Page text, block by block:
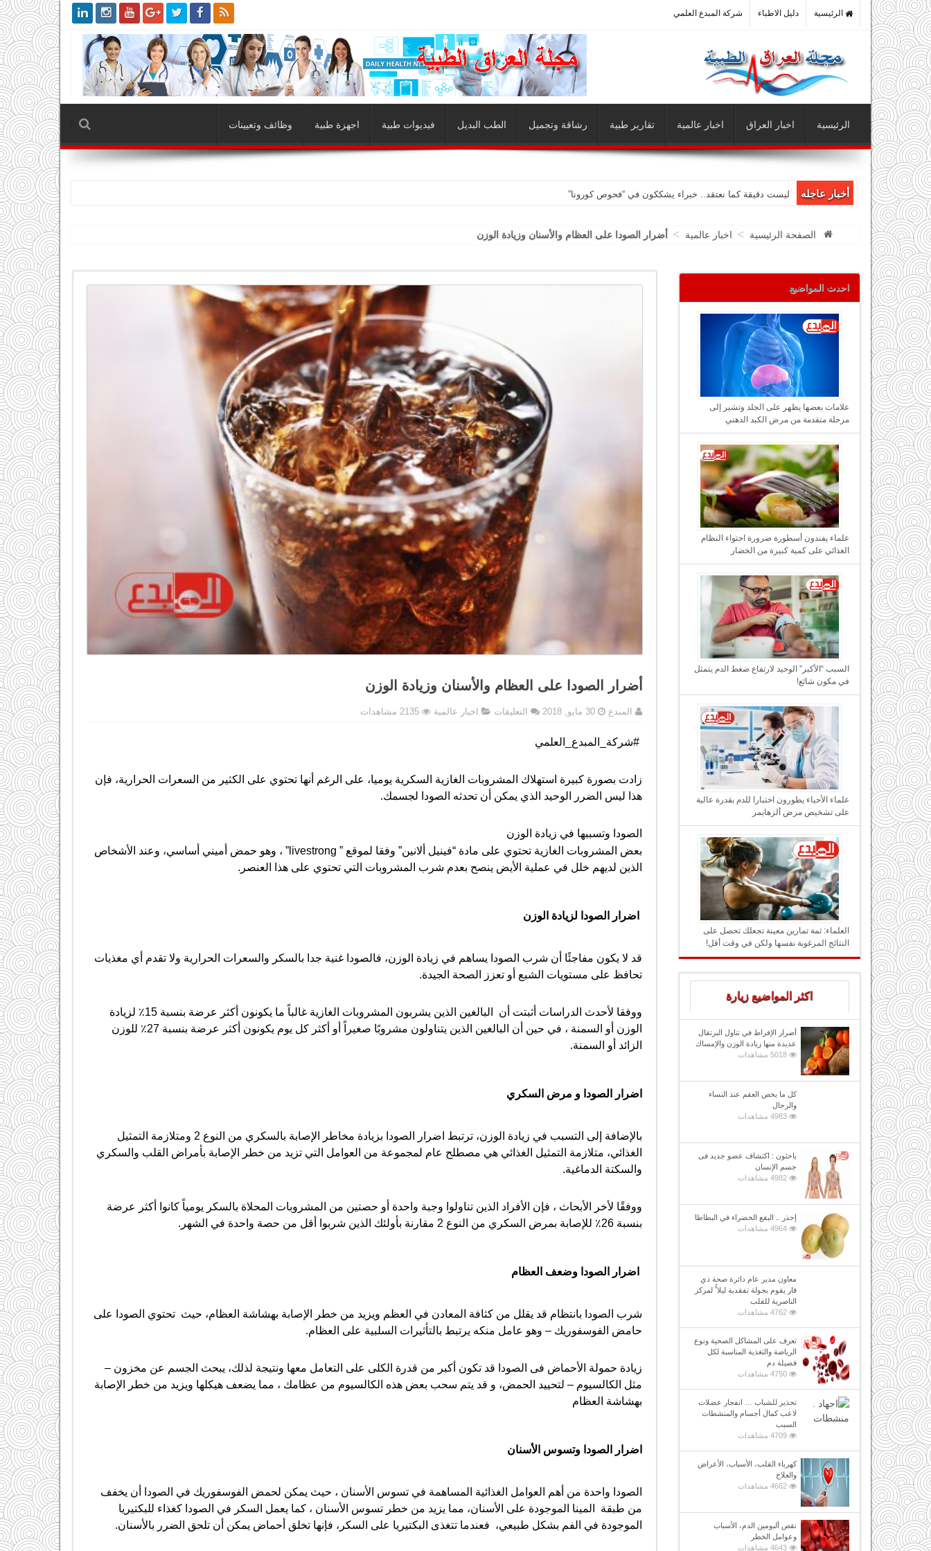
الرئيسية دليل الاطباء شركة المبدع العلمي
الرئيسية اخبار العراق اخبار عالمية تقارير طبية رشاقة وتجميل الطب البديل فيديوات طبية اجهزة طبية وظائف وتعيينات
أخبار عاجله ليست دقيقة كما نعتقد.. خبراء يشككون في “فحوص كورونا”
الصفحة الرئيسية > اخبار عالمية > أضرار الصودا على العظام والأسنان وزيادة الوزن
أضرار الصودا على العظام والأسنان وزيادة الوزن
المبدع 30 مايو, 2018 التعليقاتعلى
والأسنان
وزيادة
الوزن
اخبار عالمية 2135 مشاهدات
.#شركة_المبدع_العلمي
زادت بصورة كبيرة استهلاك المشروبات الغازية السكرية يوميا، على الرغم أنها تحتوي على الكثير من السعرات الحرارية، فإن
هذا ليس الضرر الوحيد الذي يمكن أن تحدثه الصودا لجسمك.
الصودا وتسببها في زيادة الوزن
بعض المشروبات الغازية تحتوي على مادة “فينيل ألانين” وفقا لموقع ” livestrong” ، وهو حمض أميني أساسي، وعند الأشخاص
الذين لديهم خلل في عملية الأيض ينصح بعدم شرب المشروبات التي تحتوي على هذا العنصر.
اضرار الصودا لزيادة الوزن
قد لا يكون مفاجئًا أن شرب الصودا يساهم في زيادة الوزن، فالصودا غنية جدا بالسكر والسعرات الحرارية ولا تقدم أي مغذيات
تحافظ على مستويات الشبع أو تعزز الصحة الجيدة.
ووفقا لأحدث الدراسات أثبتت أن البالغين الذين يشربون المشروبات الغازية غالباً ما يكونون أكثر عرضة بنسبة 15٪ لزيادة
الوزن أو السمنة ، في حين أن البالغين الذين يتناولون مشروبًا صغيراً أو أكثر كل يوم يكونون أكثر عرضة بنسبة 27٪ للوزن
الزائد أو السمنة.
اضرار الصودا و مرض السكري
بالإضافة إلى التسبب في زيادة الوزن، ترتبط اضرار الصودا بزيادة مخاطر الإصابة بالسكري من النوع 2 ومتلازمة التمثيل
الغذائي، متلازمة التمثيل الغذائي هي مصطلح عام لمجموعة من العوامل التي تزيد من خطر الإصابة بأمراض القلب والسكري
والسكتة الدماغية.
ووفقًا لأخر الأبحاث ، فإن الأفراد الذين تناولوا وجبة واحدة أو حصتين من المشروبات المحلاة بالسكر يومياً كانوا أكثر عرضة
بنسبة 26٪ للإصابة بمرض السكري من النوع 2 مقارنة بأولئك الذين شربوا أقل من حصة واحدة في الشهر.
اضرار الصودا وضعف العظام
شرب الصودا بانتظام قد يقلل من كثافة المعادن في العظم ويزيد من خطر الإصابة بهشاشة العظام، حيث تحتوي الصودا على
حامض الفوسفوريك – وهو عامل منكه يرتبط بالتأثيرات السلبية على العظام.
زيادة حمولة الأحماض فى الصودا قد تكون أكبر من قدرة الكلى على التعامل معها ونتيجة لذلك، يبحث الجسم عن مخزون –
مثل الكالسيوم – لتحييد الحمض، و قد يتم سحب بعض هذه الكالسيوم من عظامك ، مما يضعف هيكلها ويزيد من خطر الإصابة
بهشاشة العظام
اضرار الصودا وتسوس الأسنان
الصودا واحدة من أهم العوامل الغذائية المساهمة في تسوس الأسنان ، حيث يمكن لحمض الفوسفوريك في الصودا أن يخفف
من طبقة المينا الموجودة على الأسنان، مما يزيد من خطر تسوس الأسنان ، كما يعمل السكر في الصودا كغذاء للبكتيريا
الموجودة في الفم بشكل طبيعي، فعندما تتغذى البكتيريا على السكر، فإنها تخلق أحماض يمكن أن تلحق الضرر بالأسنان.
احدث المواضيع
علامات بعضها يظهر على الجلد وتشير إلى
مرحلة متقدمة من مرض الكبد الدهني
علماء يفندون أسطورة ضرورة احتواء النظام
الغذائي على كمية كبيرة من الخضار
السبب “الأكبر” الوحيد لارتفاع ضغط الدم يتمثل
في مكون شائع!
علماء الأحياء يطورون اختبارا للدم بقدرة عالية
على تشخيص مرض ألزهايمر
العلماء: ثمة تمارين معينة تجعلك تحصل على
النتائج المرغوبة نفسها ولكن في وقت أقل!
اكثر المواضيع زيارة
أضرار الإفراط في تناول البرتقال
عديدة منها زيادة الوزن والإمساك
5018 مشاهدات
كل ما يخص العقم عند النساء
والرجال
4983 مشاهدات
باحثون : اكتشاف عضو جديد فى
جسم الإنسان
4982 مشاهدات
إحذر .. البقع الخضراء في البطاطا
4964 مشاهدات
معاون مدير عام دائرة صحة ذي
قار يقوم بجولة تفقدية ليلا ًُ لمركز
الناصرية للقلب
4762 مشاهدات
تعرف على المشاكل الصحية ونوع
الرياضة والتغذية المناسبة لكل
فصيلة دم
4750 مشاهدات
تحذير للشباب … انفجار عضلات
لاعب كمال أجسام والمنشطات
السبب
4709 مشاهدات
كهرباء القلب، الأسباب، الأعراض
والعلاج
4662 مشاهدات
نقص ألبومين الدم، الأسباب
وعوامل الخطر
4643 مشاهدات